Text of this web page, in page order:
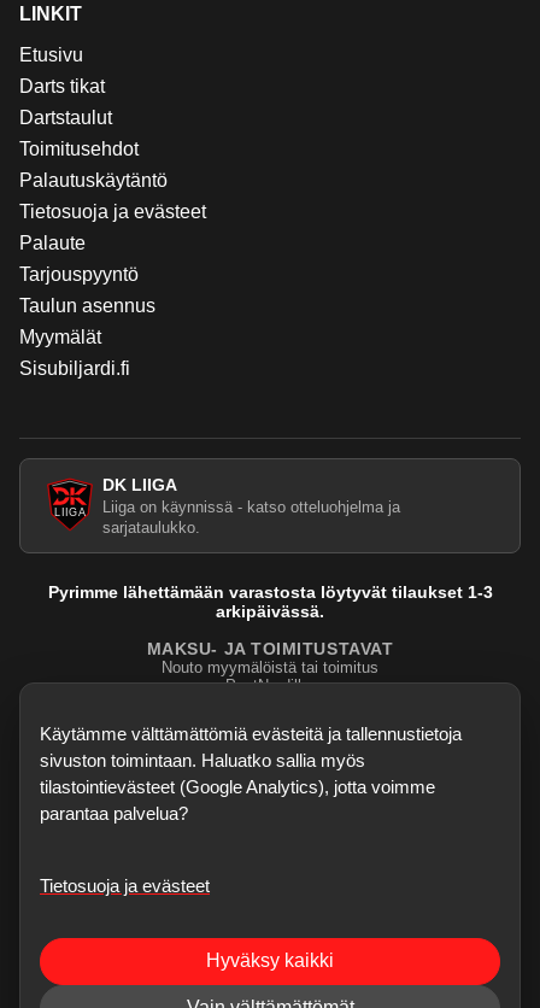
LINKIT
Etusivu
Darts tikat
Dartstaulut
Toimitusehdot
Palautuskäytäntö
Tietosuoja ja evästeet
Palaute
Tarjouspyyntö
Taulun asennus
Myymälät
Sisubiljardi.fi
DK LIIGA
Liiga on käynnissä - katso otteluohjelma ja
sarjataulukko.
Pyrimme lähettämään varastosta löytyvät tilaukset 1-3
arkipäivässä.
MAKSU- JA TOIMITUSTAVAT
Nouto myymälöistä tai toimitus
PostNordilla.
Sisubiljardi.fi
ominaisuusehdotukset ovat enemmän kuin tervetulleita. Korjaukset voivat
Evasteasetukset
Käytämme välttämättömiä evästeitä ja tallennustietoja
sivuston toimintaan. Haluatko sallia myös
tilastointievästeet (Google Analytics), jotta voimme
parantaa palvelua?
Tietosuoja ja evästeet
Hyväksy kaikki